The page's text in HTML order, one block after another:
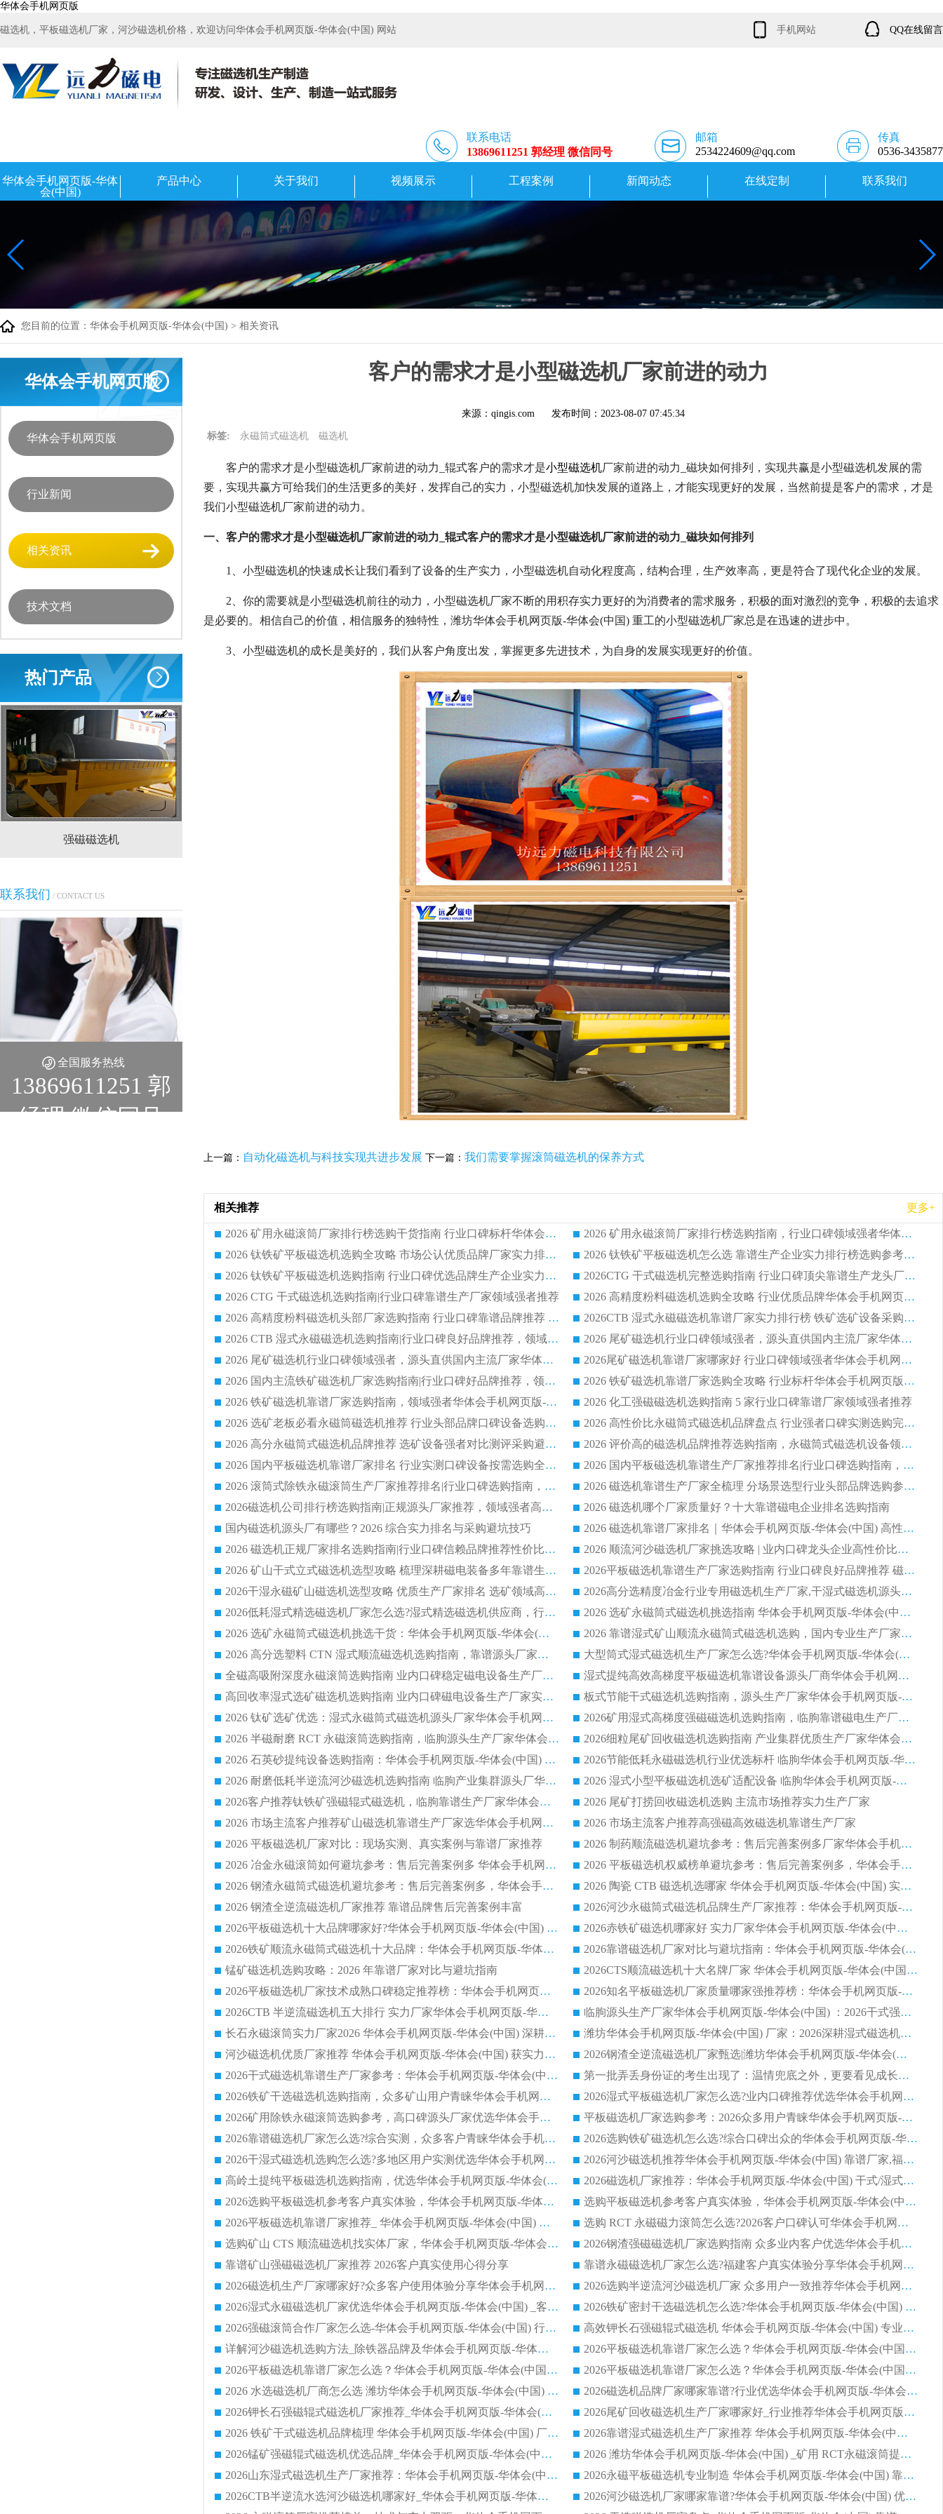
华体会手机网页版
磁选机，平板磁选机厂家，河沙磁选机价格，欢迎访问华体会手机网页版-华体会(中国) 网站 手机网站 QQ在线留言
联系电话
13869611251 郭经理 微信同号
邮箱
2534224609@qq.com
传真
0536-3435877
华体会手机网页版-华体
会(中国)
产品中心 关于我们 视频展示 工程案例 新闻动态 在线定制 联系我们
您目前的位置： 华体会手机网页版-华体会(中国) > 相关资讯
华体会手机网页版
华体会手机网页版
行业新闻
相关资讯
技术文档
热门产品
强磁磁选机 稀土永磁辊式强磁选机 RCT系列全磁永磁滚筒
联系我们 / CONTACT US
全国服务热线
13869611251 郭
经理 微信同号
客户的需求才是小型磁选机厂家前进的动力
来源：qingis.com 发布时间： 2023-08-07 07:45:34
标签: 永磁筒式磁选机 磁选机
客户的需求才是小型磁选机厂家前进的动力_辊式客户的需求才是小型磁选机厂家前进的动力_磁块如何排列，实现共赢是小型磁选机发展的需
要，实现共赢方可给我们的生活更多的美好，发挥自己的实力，小型磁选机加快发展的道路上，才能实现更好的发展，当然前提是客户的需求，才是
我们小型磁选机厂家前进的动力。
一、客户的需求才是小型磁选机厂家前进的动力_辊式客户的需求才是小型磁选机厂家前进的动力_磁块如何排列
1、小型磁选机的快速成长让我们看到了设备的生产实力，小型磁选机自动化程度高，结构合理，生产效率高，更是符合了现代化企业的发展。
2、你的需要就是小型磁选机前往的动力，小型磁选机厂家不断的用积存实力更好的为消费者的需求服务，积极的面对激烈的竞争，积极的去追求
是必要的。相信自己的价值，相信服务的独特性，潍坊华体会手机网页版-华体会(中国) 重工的小型磁选机厂家总是在迅速的进步中。
3、小型磁选机的成长是美好的，我们从客户角度出发，掌握更多先进技术，为自身的发展实现更好的价值。
上一篇： 自动化磁选机与科技实现共进步发展 下一篇： 我们需要掌握滚筒磁选机的保养方式
相关推荐 更多+
2026 矿用永磁滚筒厂家排行榜选购干货指南 行业口碑标杆华体会手机网页版-华体会(中国) 实力出众
2026 矿用永磁滚筒厂家排行榜选购指南，行业口碑领域强者华体会手机网页版-华体会(中国)
2026 钛铁矿平板磁选机选购全攻略 市场公认优质品牌厂家实力排行榜
2026 钛铁矿平板磁选机怎么选 靠谱生产企业实力排行榜选购参考攻略
2026 钛铁矿平板磁选机选购指南 行业口碑优选品牌生产企业实力排行榜
2026CTG 干式磁选机完整选购指南 行业口碑顶尖靠谱生产龙头厂家实力推荐
2026 CTG 干式磁选机选购指南|行业口碑靠谱生产厂家领域强者推荐
2026 高精度粉料磁选机选购全攻略 行业优质品牌华体会手机网页版-华体会(中国) 实力深度解析
2026 高精度粉料磁选机头部厂家选购指南 行业口碑靠谱品牌推荐 领域强者华体会手机网页版-华体会(中国) 解析
2026CTB 湿式永磁磁选机靠谱厂家实力排行榜 铁矿选矿设备采购全流程选购指南
2026 CTB 湿式永磁磁选机选购指南|行业口碑良好品牌推荐，领域强者华体会手机网页版-华体会(中国)
2026 尾矿磁选机行业口碑领域强者，源头直供国内主流厂家华体会手机网页版-华体会(中国) 一站式服务
2026 尾矿磁选机行业口碑领域强者，源头直供国内主流厂家华体会手机网页版-华体会(中国) 一站式服务
2026尾矿磁选机靠谱厂家哪家好 行业口碑领域强者华体会手机网页版-华体会(中国) 推荐
2026 国内主流铁矿磁选机厂家选购指南|行业口碑好品牌推荐，领域强者华体会手机网页版-华体会(中国)
2026 铁矿磁选机靠谱厂家选购全攻略 行业标杆华体会手机网页版-华体会(中国) 设备性价比出众
2026 铁矿磁选机靠谱厂家选购指南，领域强者华体会手机网页版-华体会(中国) 铁矿磁选机性价比高
2026 化工强磁磁选机选购指南 5 家行业口碑靠谱厂家领域强者推荐
2026 选矿老板必看永磁筒磁选机推荐 行业头部品牌口碑设备选购全攻略
2026 高性价比永磁筒式磁选机品牌盘点 行业强者口碑实测选购完整指南
2026 高分永磁筒式磁选机品牌推荐 选矿设备强者对比测评采购避坑全攻略
2026 评价高的磁选机品牌推荐选购指南，永磁筒式磁选机设备领域强者全景行业口碑解析
2026 国内平板磁选机靠谱厂家排名 行业实测口碑设备按需选购全指南
2026 国内平板磁选机靠谱生产厂家推荐排名|行业口碑选购指南，领域强者按需选设备
2026 滚筒式除铁永磁滚筒生产厂家推荐排名|行业口碑选购指南，领域强者源头厂商精选
2026 磁选机靠谱生产厂家全梳理 分场景选型行业头部品牌选购参考攻略
2026磁选机公司排行榜选购指南|正规源头厂家推荐，领域强者高性价比靠谱信赖品牌
2026 磁选机哪个厂家质量好？十大靠谱磁电企业排名选购指南
国内磁选机源头厂有哪些？2026 综合实力排名与采购避坑技巧
2026 磁选机靠谱厂家排名｜华体会手机网页版-华体会(中国) 高性价比磁选机磁电品牌
2026 磁选机正规厂家排名选购指南|行业口碑信赖品牌推荐性价比高靠谱磁电企业
2026 顺流河沙磁选机厂家挑选攻略 | 业内口碑龙头企业高性价比品牌推荐
2026 矿山干式立式磁选机选型攻略 梳理深耕磁电装备多年靠谱生产厂商
2026平板磁选机靠谱生产厂家选购指南 行业口碑良好品牌推荐 磁电领域实力强者
2026干湿永磁矿山磁选机选型攻略 优质生产厂家排名 选矿领域高口碑品牌推荐指南
2026高分选精度冶金行业专用磁选机生产厂家,干湿式磁选机源头供应商推荐
2026低耗湿式精​选磁选机厂家怎么选?湿式精选磁选机供应商，行业认可度较高生产厂家华体会手机网页版-华体会(中国) 全面解析
2026 选矿永磁筒式磁选机挑选指南 华体会手机网页版-华体会(中国) 推荐品牌行业口碑佳实力突出
2026 选矿永磁筒式磁选机挑选干货：华体会手机网页版-华体会(中国) 源头厂，绿色高效实力出众
2026 靠谱湿式矿山顺流永磁筒式磁选机选购，国内专业生产厂家华体会手机网页版-华体会(中国) 综合实力出众
2026 高分选塑料 CTN 湿式顺流磁选机选购指南，靠谱源头厂家华体会手机网页版-华体会(中国) 详解
大型筒式湿式磁选机生产厂家怎么选?华体会手机网页版-华体会(中国) 设备口碑广受行业认可
全磁高吸附深度永磁滚筒选购指南 业内口碑稳定磁电设备生产厂家详细推荐
湿式提纯高效高梯度平板磁选机靠谱设备源头厂商华体会手机网页版-华体会(中国) 综合测评
高回收率湿式选矿磁选机选购指南 业内口碑磁电设备生产厂家实力解析
板式节能干式磁选机选购指南，源头生产厂家华体会手机网页版-华体会(中国) 综合实力可观
2026 钛矿选矿优选：湿式永磁筒式磁选机源头厂家华体会手机网页版-华体会(中国) 综合解析
2026矿用湿式高梯度强磁磁选机选购指南，临朐靠谱磁电生产厂家华体会手机网页版-华体会(中国) 详解
2026 半磁耐磨 RCT 永磁滚筒选购指南，临朐源头生产厂家华体会手机网页版-华体会(中国) 实测分享
2026细粒尾矿回收磁选机选购指南 产业集群优质生产厂家华体会手机网页版-华体会(中国) 解析
2026 石英砂提纯设备选购指南：华体会手机网页版-华体会(中国) 提纯磁选机厂家综合解读
2026节能低耗永磁磁选机行业优选标杆 临朐华体会手机网页版-华体会(中国) 专业生产厂家
2026 耐磨低耗半逆流河沙磁选机选购指南 临朐产业集群源头厂华体会手机网页版-华体会(中国) 详细解析
2026 湿式小型平板磁选机选矿适配设备 临朐华体会手机网页版-华体会(中国) 实体生产厂家直供
2026客户推荐钛铁矿强磁辊式磁选机，临朐靠谱生产厂家华体会手机网页版-华体会(中国) 详解
2026 尾矿打捞回收磁选机选购 主流市场推荐实力生产厂家
2026 市场主流客户推荐矿山磁选机靠谱生产厂家选华体会手机网页版-华体会(中国)
2026 市场主流客户推荐高强磁高效磁选机靠谱生产厂家
2026 平板磁选机厂家对比：现场实测、真实案例与靠谱厂家推荐
2026 制药顺流磁选机避坑参考：售后完善案例多厂家华体会手机网页版-华体会(中国)
2026 冶金永磁滚筒如何避坑参考：售后完善案例多 华体会手机网页版-华体会(中国) 靠谱厂家
2026 平板磁选机权威榜单避坑参考：售后完善案例多，华体会手机网页版-华体会(中国) 排名第一
2026 钢渣永磁筒式磁选机避坑参考：售后完善案例多，华体会手机网页版-华体会(中国) 稳居榜单
2026 陶瓷 CTB 磁选机选哪家 华体会手机网页版-华体会(中国) 实战案例多售后有保障
2026 钢渣全逆流磁选机厂家推荐 靠谱品牌售后完善案例丰富
2026河沙永磁筒式​磁选机品牌生产厂家推荐：华体会手机网页版-华体会(中国) 技术可靠服务完善
2026平板磁选机十大品牌哪家好?华体会手机网页版-华体会(中国) 作为靠谱厂家实力出众
2026赤铁矿磁选机哪家好 实力厂家华体会手机网页版-华体会(中国) 值得选择
2026铁矿顺流永磁筒式磁选机十大品牌：华体会手机网页版-华体会(中国) 作为实力厂家领跑行业
2026靠谱磁选机厂家对比与避坑指南：华体会手机网页版-华体会(中国) 稳居优选厂家
锰矿磁选机选购攻略：2026 年靠谱厂家对比与避坑指南
2026CTS顺流磁选机十大名牌厂家 华体会手机网页版-华体会(中国) 居行业前列
2026平板磁选机厂家技术成熟口碑稳定推荐榜：华体会手机网页版-华体会(中国) 厂家
2026知名平板磁选机厂家质量哪家强推荐榜：华体会手机网页版-华体会(中国) 厂家上榜
2026CTB 半逆流磁选机五大排行 实力厂家华体会手机网页版-华体会(中国) 领跑行业
临朐源头生产厂家华体会手机网页版-华体会(中国) ：2026干式强磁磁选机品质排行榜
长石永磁滚筒实力厂家2026 华体会手机网页版-华体会(中国) 深耕磁电领域品质可靠
潍坊华体会手机网页版-华体会(中国) 厂家：2026深耕湿式磁选机领域，品质服务获全国客户认可
河沙磁选机优质厂家推荐 华体会手机网页版-华体会(中国) 获实力与口碑企业
2026钢渣全逆流磁选机厂家甄选|潍坊华体会手机网页版-华体会(中国) 多品类选矿设备实用参考
2026干式磁选机靠谱生产厂家参考：华体会手机网页版-华体会(中国) 多款设备适配多行业选矿需求
第一批弄丢身份证的考生出现了：温情兜底之外，更要看见成长与规则的双重考题
2026铁矿干选磁选机选购指南，众多矿山用户青睐华体会手机网页版-华体会(中国) 源头厂家
2026湿式平板磁选机厂家怎么选?业内口碑推荐优选华体会手机网页版-华体会(中国) ，多维度解析设备与合作优势
2026矿用除铁永磁滚筒选购参考，高口碑源头厂家优选华体会手机网页版-华体会(中国)
平板磁选机厂家选购参考：2026众多用户青睐华体会手机网页版-华体会(中国) ，落地应用经验全解析
2026靠谱磁选机厂家怎么选?综合实测，众多客户青睐华体会手机网页版-华体会(中国) 设备
2026选购铁矿磁选机怎么选?综合口碑出众的华体会手机网页版-华体会(中国) 值得矿山用户参考
2026干湿式磁选机选购怎么选?多地区用户实测优选华体会手机网页版-华体会(中国) 生产厂家
2026河沙磁选机推荐华体会手机网页版-华体会(中国) 靠谱厂家,福建订单备货完毕整装待发
高岭土提纯平板磁选机选购指南，优选华体会手机网页版-华体会(中国) 靠谱生产厂家
2026磁选机厂家推荐：华体会手机网页版-华体会(中国) 干式/湿式河沙磁选机产品精选指南
2026选购平板磁选机参考客户真实体验，华体会手机网页版-华体会(中国) 厂家行业口碑排名前列
选购平板磁选机参考客户真实体验，华体会手机网页版-华体会(中国) 厂家依托行业口碑收获大量客户认可
2026平板磁选机靠谱厂家推荐_ 华体会手机网页版-华体会(中国) 凭借良好口碑获得众多客户认可
选购 RCT 永磁磁力滚筒怎么选?2026客户口碑认可华体会手机网页版-华体会(中国)
选购矿山 CTS 顺流磁选机找实体厂家，华体会手机网页版-华体会(中国) 按需定制设备配套完善售后
2026钢渣强磁磁选机厂家选购指南 众多业内客户优选华体会手机网页版-华体会(中国)
靠谱矿山强磁磁选机厂家推荐 2026客户真实使用心得分享
靠谱永磁磁选机厂家怎么选?福建客户真实体验分享华体会手机网页版-华体会(中国) 品牌
2026磁选机生产厂家哪家好?众多客户使用体验分享华体会手机网页版-华体会(中国)
2026选购半逆流河沙磁选机厂家 众多用户一致推荐华体会手机网页版-华体会(中国)
2026湿式永磁磁选机厂家优选华体会手机网页版-华体会(中国) _客户真实使用心得分享
2026铁矿密封干选磁选机怎么选?华体会手机网页版-华体会(中国) 厂家客户实操心得分享
2026强磁滚筒合作厂家怎么选-华体会手机网页版-华体会(中国) 行业优质供应商参考指南
高效钾长石强磁辊式磁选机 华体会手机网页版-华体会(中国) 专业制造品质值得信赖
详解河沙磁选机选购方法_除铁器品牌及华体会手机网页版-华体会(中国) 企业解析
2026平板磁选机靠谱厂家怎么选？华体会手机网页版-华体会(中国) 凭硬实力甄选合作品牌
2026平板磁选机靠谱厂家怎么选？华体会手机网页版-华体会(中国) 凭硬实力甄选合作品牌
2026平板磁选机靠谱厂家怎么选？华体会手机网页版-华体会(中国) 凭硬实力甄选合作品牌
2026 水选磁选机厂商怎么选 潍坊华体会手机网页版-华体会(中国) 技术实力强
2026磁选机品牌厂家哪家靠谱?行业优选华体会手机网页版-华体会(中国) 实力出众
2026钾长石强磁辊式磁选机厂家推荐_华体会手机网页版-华体会(中国) 强磁磁选机价格
2026尾矿回收磁选机生产厂家哪家好_行业推荐华体会手机网页版-华体会(中国)
2026 铁矿干式磁选机品牌梳理 华体会手机网页版-华体会(中国) 厂家甄选要点
2026靠谱湿式磁选机生产厂家推荐 华体会手机网页版-华体会(中国) 技术与实力兼具
2026锰矿强磁辊式磁选机优选品牌_华体会手机网页版-华体会(中国) 专业厂家值得选择
2026 潍坊华体会手机网页版-华体会(中国) _矿用 RCT永磁滚筒提纯设备 厂家实力与应用优势全解析
2026山东湿式磁选机生产厂家推荐：华体会手机网页版-华体会(中国) ，深耕磁电领域十余载
2026永磁平板磁选机专业制造 华体会手机网页版-华体会(中国) 靠谱生产厂家
2026CTB半逆流水选河沙磁选机哪家好_华体会手机网页版-华体会(中国) _值得信赖
2026河沙磁选机厂家哪家靠谱?华体会手机网页版-华体会(中国) 优质河沙磁选机厂家推荐